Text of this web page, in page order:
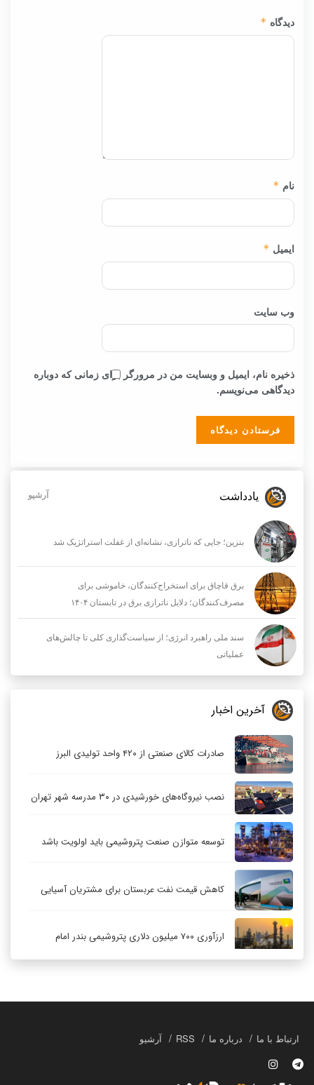
دیدگاه *
نام *
ایمیل *
وب‌ سایت
ذخیره نام، ایمیل و وبسایت من در مرورگر برای زمانی که دوباره
دیدگاهی می‌نویسم.
یادداشت آرشیو
بنزین؛ جایی که ناترازی، نشانه‌ای از غفلت استراتژیک شد
برق قاچاق برای استخراج‌کنندگان، خاموشی برای
مصرف‌کنندگان؛ دلایل ناترازی برق در تابستان ۱۴۰۴
سند ملی راهبرد انرژی؛ از سیاست‌گذاری کلی تا چالش‌های
عملیاتی
آخرین اخبار
صادرات کالای صنعتی از ۴۲۰ واحد تولیدی البرز
نصب نیروگاه‌های خورشیدی در ۳۰ مدرسه شهر تهران
توسعه متوازن صنعت پتروشیمی باید اولویت باشد
کاهش قیمت نفت عربستان برای مشتریان آسیایی
ارزآوری ۷۰۰ میلیون دلاری پتروشیمی بندر امام
ارتباط با ما درباره ما RSS آرشیو